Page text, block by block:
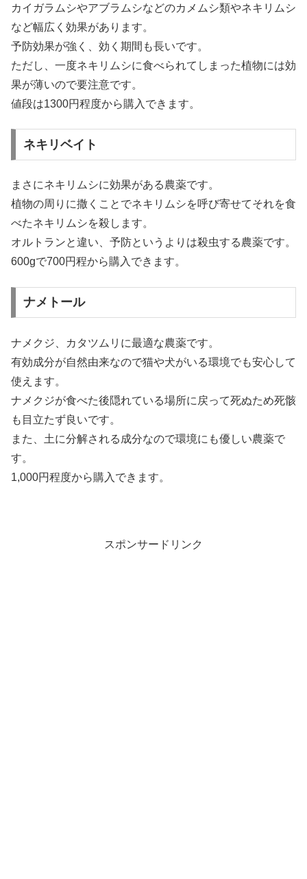
カイガラムシやアブラムシなどのカメムシ類やネキリムシ
など幅広く効果があります。
予防効果が強く、効く期間も長いです。
ただし、一度ネキリムシに食べられてしまった植物には効
果が薄いので要注意です。
値段は1300円程度から購入できます。
ネキリベイト
まさにネキリムシに効果がある農薬です。
植物の周りに撒くことでネキリムシを呼び寄せてそれを食
べたネキリムシを殺します。
オルトランと違い、予防というよりは殺虫する農薬です。
600gで700円程から購入できます。
ナメトール
ナメクジ、カタツムリに最適な農薬です。
有効成分が自然由来なので猫や犬がいる環境でも安心して
使えます。
ナメクジが食べた後隠れている場所に戻って死ぬため死骸
も目立たず良いです。
また、土に分解される成分なので環境にも優しい農薬で
す。
1,000円程度から購入できます。
スポンサードリンク